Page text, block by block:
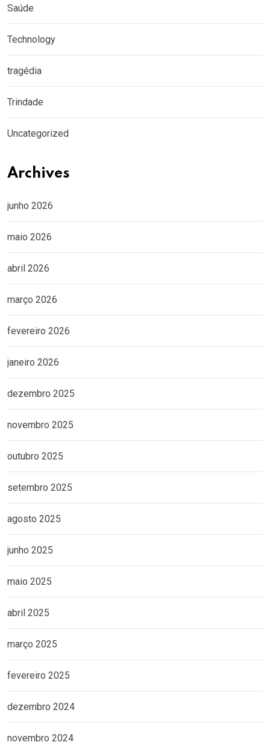
Saúde
Technology
tragédia
Trindade
Uncategorized
Archives
junho 2026
maio 2026
abril 2026
março 2026
fevereiro 2026
janeiro 2026
dezembro 2025
novembro 2025
outubro 2025
setembro 2025
agosto 2025
junho 2025
maio 2025
abril 2025
março 2025
fevereiro 2025
dezembro 2024
novembro 2024